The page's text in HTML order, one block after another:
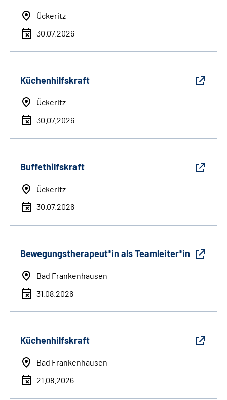
Ückeritz
30.07.2026
Küchenhilfskraft
Ückeritz
30.07.2026
Buffethilfskraft
Ückeritz
30.07.2026
Bewegungstherapeut*in als Teamleiter*in
Bad Frankenhausen
31.08.2026
Küchenhilfskraft
Bad Frankenhausen
21.08.2026